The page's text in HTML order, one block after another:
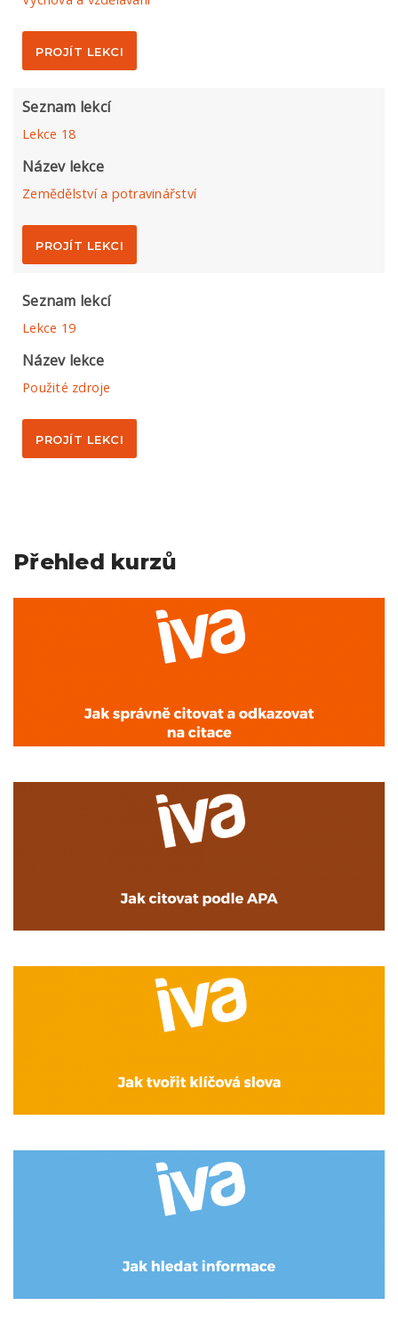
PROJÍT LEKCI
Seznam lekcí
Lekce 18
Název lekce
Zemědělství a potravinářství
PROJÍT LEKCI
Seznam lekcí
Lekce 19
Název lekce
Použité zdroje
PROJÍT LEKCI
Přehled kurzů